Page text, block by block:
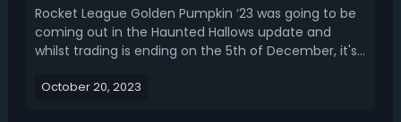
Rocket League Golden Pumpkin ‘23 was going to be
coming out in the Haunted Hallows update and
whilst trading is ending on the 5th of December, it's
Golden Pumpkin 2023 as there are in circulation that
October 20, 2023